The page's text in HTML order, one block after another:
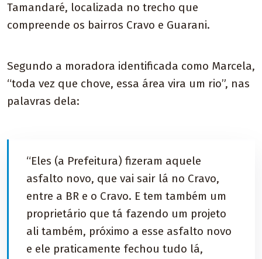
Tamandaré, localizada no trecho que
compreende os bairros Cravo e Guarani.
Segundo a moradora identificada como Marcela,
“toda vez que chove, essa área vira um rio”, nas
palavras dela:
“Eles (a Prefeitura) fizeram aquele
asfalto novo, que vai sair lá no Cravo,
entre a BR e o Cravo. E tem também um
proprietário que tá fazendo um projeto
ali também, próximo a esse asfalto novo
e ele praticamente fechou tudo lá,